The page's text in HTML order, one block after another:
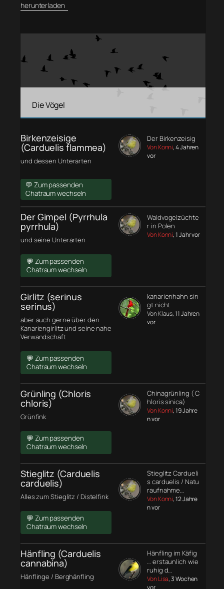
herunterladen
Die Vögel
Birkenzeisige
(Carduelis flammea)
und dessen Unterarten
💬 Zum passenden
Chatraum wechseln
Der Birkenzeisig
Von Konni, 4 Jahren
vor
Der Gimpel (Pyrrhula
pyrrhula)
und seine Unterarten
💬 Zum passenden
Chatraum wechseln
Waldvogelzüchte
r in Polen
Von Konni, 1 Jahr vor
Girlitz (serinus
serinus)
aber auch gerne über den
Kanariengirlitz und seine nahe
Verwandschaft
💬 Zum passenden
Chatraum wechseln
kanarienhahn sin
gt nicht
Von Klaus, 11 Jahren
vor
Grünling (Chloris
chloris)
Grünfink
💬 Zum passenden
Chatraum wechseln
Chinagrünling ( C
hloris sinica)
Von Konni, 19 Jahre
n vor
Stieglitz (Carduelis
carduelis)
Alles zum Stieglitz / Distelfink
💬 Zum passenden
Chatraum wechseln
Stieglitz Cardueli
s carduelis / Natu
raufnahme…
Von Konni, 12 Jahre
n vor
Hänfling (Carduelis
cannabina)
Hänflinge / Berghänfling
Hänfling im Käfig
… erstaunlich wie
ruhig d…
Von Lisa, 3 Wochen